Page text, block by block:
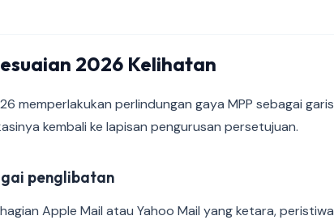
2026 Kelihatan
memperlakukan perlindungan gaya MPP sebagai garis
kembali ke lapisan pengurusan persetujuan.
penglibatan
Apple Mail atau Yahoo Mail yang ketara, peristiwa